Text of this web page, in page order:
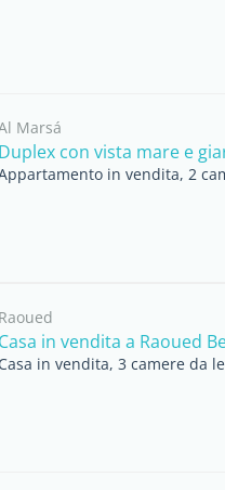
Marsá
Duplex con vista mare e
in vendita, 2
Raoued
Casa in vendita a Raoued
Casa in vendita, 3 camere da